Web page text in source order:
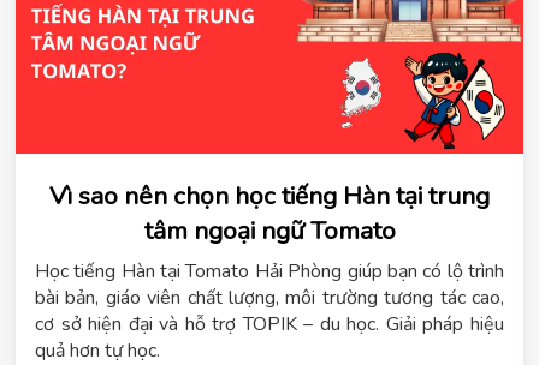
Vì sao nên chọn học tiếng Hàn tại trung
tâm ngoại ngữ Tomato
Học tiếng Hàn tại Tomato Hải Phòng giúp bạn có lộ trình
bài bản, giáo viên chất lượng, môi trường tương tác cao,
cơ sở hiện đại và hỗ trợ TOPIK – du học. Giải pháp hiệu
quả hơn tự học.